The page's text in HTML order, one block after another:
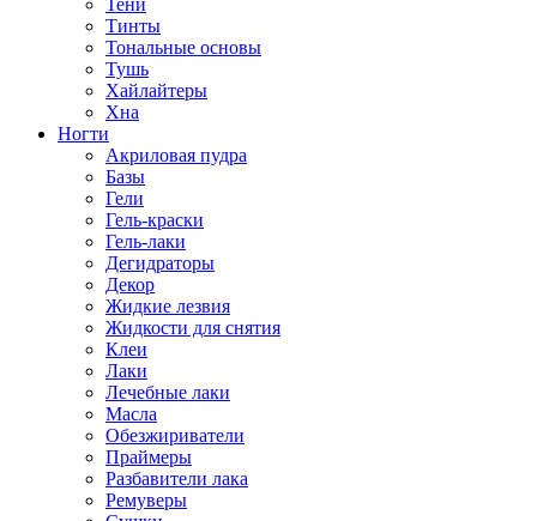
Тени
Тинты
Тональные основы
Тушь
Хайлайтеры
Хна
Ногти
Акриловая пудра
Базы
Гели
Гель-краски
Гель-лаки
Дегидраторы
Декор
Жидкие лезвия
Жидкости для снятия
Клеи
Лаки
Лечебные лаки
Масла
Обезжириватели
Праймеры
Разбавители лака
Ремуверы